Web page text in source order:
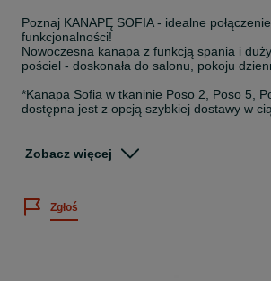
Poznaj KANAPĘ SOFIA - idealne
funkcjonalności!
Nowoczesna kanapa z funkcją spania i
pościel - doskonała do salonu, pokoju
*Kanapa Sofia w tkaninie Poso 2, Poso 5,
dostępna jest z opcją szybkiej dostawy w
www.sarnowscymeble.pl. Istnieje
- Poso 1 - musztardowy
- Poso 2 - beżowy
Zobacz więcej
Zgłoś